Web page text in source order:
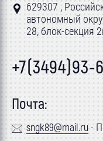
629307 ,
автономный
28, блок-секция
+7(3494)93-
Почта:
sngk89@mail.ru-